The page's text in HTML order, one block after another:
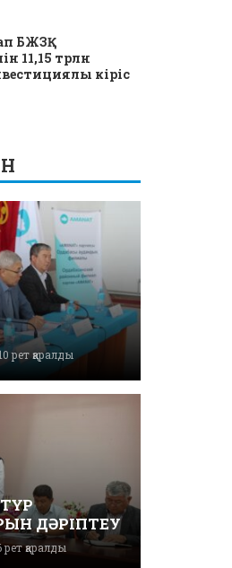
БЖЗҚ
11,15 трлн
кіріс
рет қаралды
ДӘРІПТЕУ
рет қаралды